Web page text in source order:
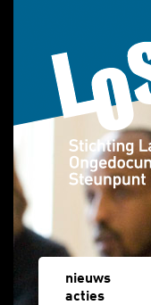
Overslaan en naar de
nieuws
acties